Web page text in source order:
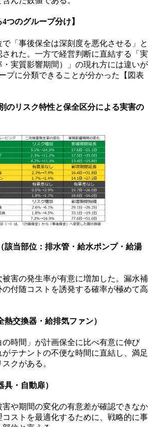
つのグループ分け】
「事後保全は深刻度を悪化させる」と
れた。一方で経営判断に直結する「実
実質影響期間）」の現れ方には違いが
プに分類できることが分かった【図表
のリスク特性と保全区分による実害の
当部位：排水管・給水ポンプ・給湯
害の発生率が有意に増加した。漏水補
付随コストを誘発する確率が極めて高
交換器・給排気ファン）
時間」が計画保全に比べ有意に伸び
テナントの不便な時間に直結し、満足
クがある。
・自動扉）
や期間の変化の有意差が確認できなか
コストを最適化するために、戦略的に事